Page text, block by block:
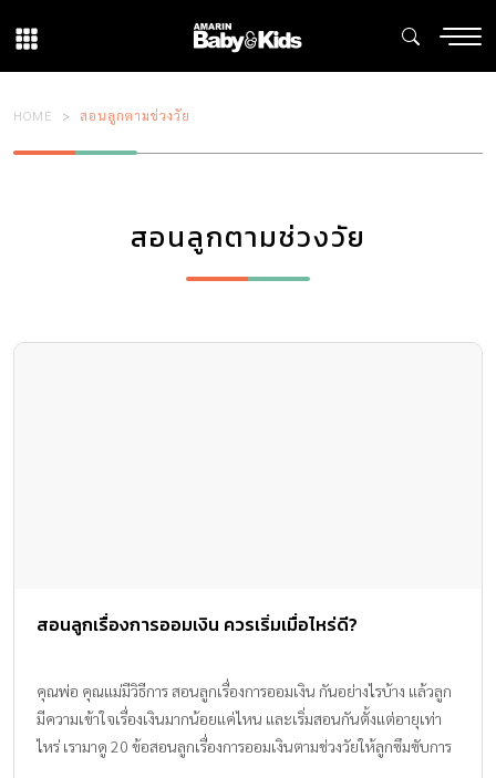
HOME สอนลูกตามช่วงวัย
สอนลูกตามช่วงวัย
สอนลูกเรื่องการออมเงิน ควรเริ่มเมื่อไหร่ดี?
คุณพ่อ คุณแม่มีวิธีการ สอนลูกเรื่องการออมเงิน กันอย่างไรบ้าง แล้วลูก
มีความเข้าใจเรื่องเงินมากน้อยแค่ไหน และเริ่มสอนกันตั้งแต่อายุเท่า
ไหร่ เรามาดู 20 ข้อสอนลูกเรื่องการออมเงินตามช่วงวัยให้ลูกซึมซับการ